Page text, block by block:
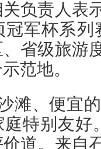
负责人表
冠军杯系
省级旅游
范地。
滩、便宜
特别友好
道。来自